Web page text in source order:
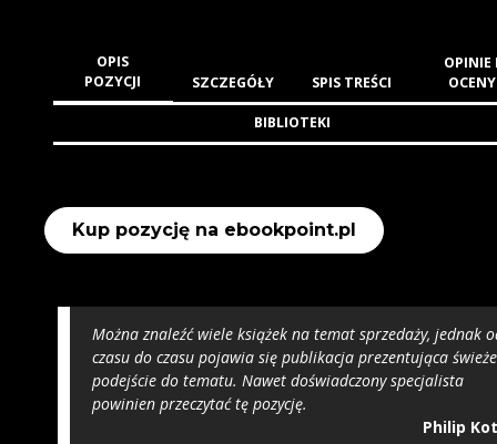
OPIS
POZYCJI
SZCZEGÓŁY SPIS TREŚCI
OPINIE
OCENY
BIBLIOTEKI
Kup pozycję na ebookpoint.pl
Można znaleźć wiele książek na temat sprzedaży, jednak
czasu do czasu pojawia się publikacja prezentująca świeże
podejście do tematu. Nawet doświadczony specjalista
powinien przeczytać tę pozycję.
Philip